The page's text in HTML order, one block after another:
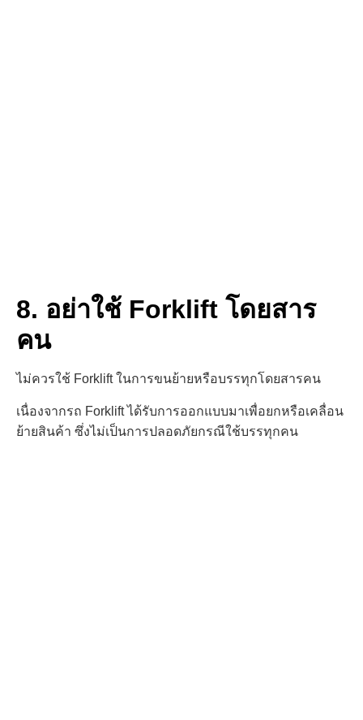
8. อย่าใช้ Forklift โดยสาร
คน
ไม่ควรใช้ Forklift ในการขนย้ายหรือบรรทุกโดยสารคน
เนื่องจากรถ Forklift ได้รับการออกแบบมาเพื่อยกหรือเคลื่อน
ย้ายสินค้า ซึ่งไม่เป็นการปลอดภัยกรณีใช้บรรทุกคน